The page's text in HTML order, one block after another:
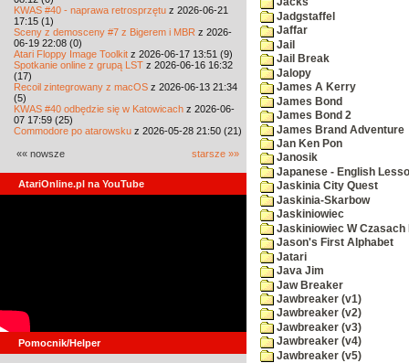
KWAS #40 - naprawa retrosprzętu z 2026-06-21
17:15 (1)
Sceny z demosceny #7 z Bigerem i MBR z 2026-
06-19 22:08 (0)
Atari Floppy Image Toolkit z 2026-06-17 13:51 (9)
Spotkanie online z grupą LST z 2026-06-16 16:32
(17)
Recoil zintegrowany z macOS z 2026-06-13 21:34
(5)
KWAS #40 odbędzie się w Katowicach z 2026-06-
07 17:59 (25)
Commodore po atarowsku z 2026-05-28 21:50 (21)
«« nowsze starsze »»
AtariOnline.pl na YouTube
Pomocnik/Helper
Jacks
Jadgstaffel
Jaffar
Jail
Jail Break
Jalopy
James A Kerry
James Bond
James Bond 2
James Brand Adventure
Jan Ken Pon
Janosik
Japanese - English
Jaskinia City Quest
Jaskinia-Skarbow
Jaskiniowiec
Jaskiniowiec W Czasach
Jason's First Alphabet
Jatari
Java Jim
Jaw Breaker
Jawbreaker (v1)
Jawbreaker (v2)
Jawbreaker (v3)
Jawbreaker (v4)
Jawbreaker (v5)